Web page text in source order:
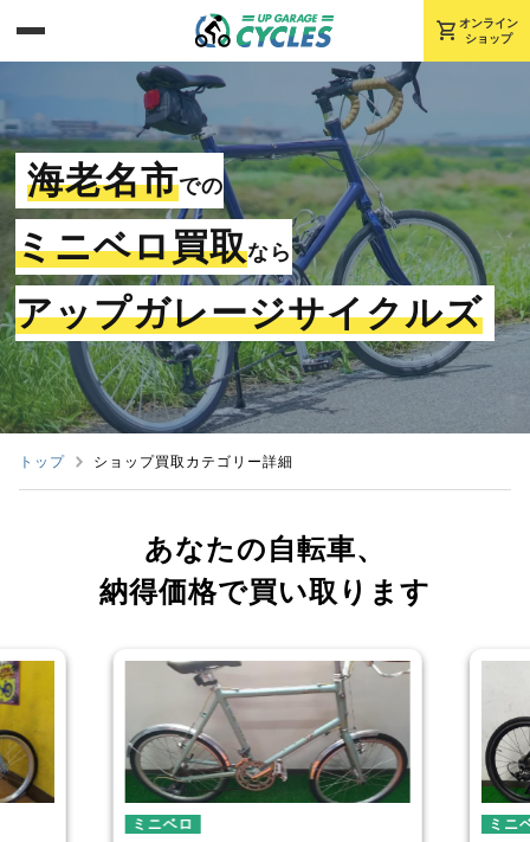
shopping_cart オンライン
ショップ
海老名市での
ミニベロ買取なら
アップガレージサイクルズ
トップ ショップ買取カテゴリー詳細
あなたの自転車、
納得価格で買い取ります
ミニベロ ミニ